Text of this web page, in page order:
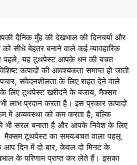
दैनिक मुँह की देखभाल की दिनचर्या और
को सीधे बेहतर बनाने वाले कई व्यावहारिक
पहले, यह टूथपेस्ट आपके धन की बचत
उत्पादों की आवश्यकता समाप्त हो जाती
संवेदनशीलता के लिए राहत देने वाले
के लिए टूथपेस्ट खरीदने के बजाय, मैक्सम
लाभ प्रदान करता है। इस प्रकार उत्पादों
में अव्यवस्था को कम करता है, बल्कि
भी सरल बनाता है और आपके निवेश के लिए
मैक्सम टूथपेस्ट का समय-बचत वाला पहलू
आप दिन में दो बार, केवल दो मिनट के
के परिणाम प्राप्त कर लेते हैं। इसका